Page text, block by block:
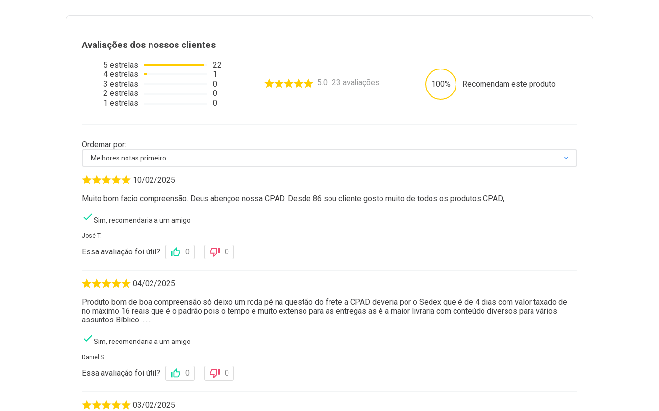
Avaliações dos nossos clientes
5 estrelas
4 estrelas
3 estrelas
2 estrelas
1 estrelas
22
1
0
0
0
5.0 23 avaliações 100% Recomendam este produto
Ordernar por:
Melhores notas primeiro
10/02/2025
Muito bom facio compreensão. Deus abençoe nossa CPAD. Desde 86 sou cliente gosto muito de todos os produtos CPAD,
Sim, recomendaria a um amigo
José T.
Essa avaliação foi útil? 0 0
04/02/2025
Produto bom de boa compreensão só deixo um roda pé na questão do frete a CPAD deveria por o Sedex que é de 4 dias com valor taxado de
no máximo 16 reais que é o padrão pois o tempo e muito extenso para as entregas as é a maior livraria com conteúdo diversos para vários
assuntos Bíblico .......
Sim, recomendaria a um amigo
Daniel S.
Essa avaliação foi útil? 0 0
03/02/2025